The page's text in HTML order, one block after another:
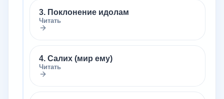
3. Поклонение идолам
Читать
4. Салих (мир ему)
Читать